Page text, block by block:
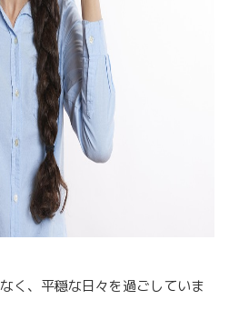
く、平穏な日々を過ごしていま